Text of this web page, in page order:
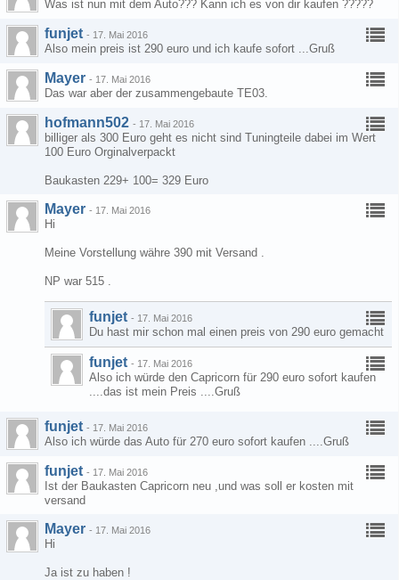
Was ist nun mit dem Auto??? Kann ich es von dir kaufen ?????
funjet - 17. Mai 2016
Also mein preis ist 290 euro und ich kaufe sofort ...Gruß
Mayer - 17. Mai 2016
Das war aber der zusammengebaute TE03.
hofmann502 - 17. Mai 2016
billiger als 300 Euro geht es nicht sind Tuningteile dabei im Wert
100 Euro Orginalverpackt
Baukasten 229+ 100= 329 Euro
Mayer - 17. Mai 2016
Hi
Meine Vorstellung währe 390 mit Versand .
NP war 515 .
funjet - 17. Mai 2016
Du hast mir schon mal einen preis von 290 euro gemacht
funjet - 17. Mai 2016
Also ich würde den Capricorn für 290 euro sofort kaufen
....das ist mein Preis ....Gruß
funjet - 17. Mai 2016
Also ich würde das Auto für 270 euro sofort kaufen ....Gruß
funjet - 17. Mai 2016
Ist der Baukasten Capricorn neu ,und was soll er kosten mit
versand
Mayer - 17. Mai 2016
Hi
Ja ist zu haben !